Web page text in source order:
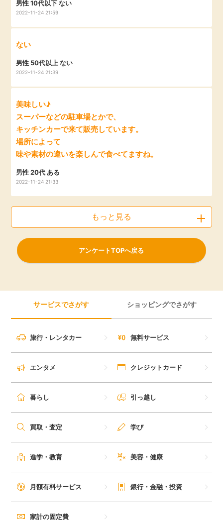
男性 10代以下 ない
2022-11-24 21:59
ない
男性 50代以上 ない
2022-11-24 21:39
美味しい♪
スーパーなどの駐車場とかで、
キッチンカーで来て販売しています。
場所によって
味や素材の違いを楽しんで食べてますね。
男性 20代 ある
2022-11-24 21:33
もっと見る
アンケートTOPへ戻る
サービスでさがす ショッピングでさがす
旅行・レンタカー 無料サービス
エンタメ クレジットカード
暮らし 引っ越し
買取・査定 学び
進学・教育 美容・健康
月額有料サービス 銀行・金融・投資
家計の固定費